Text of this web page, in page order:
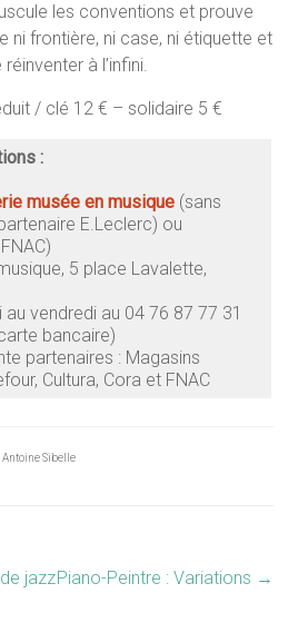
les conventions et prouve
ni frontière, ni case, ni étiquette et
à l’infini.
/ clé 12 € – solidaire 5 €
:
musée en musique (sans
E.Leclerc) ou
5 place Lavalette,
vendredi au 04 76 87 77 31
bancaire)
partenaires : Magasins
Cultura, Cora et FNAC
Antoine Sibelle
jazzPiano-Peintre : Variations →